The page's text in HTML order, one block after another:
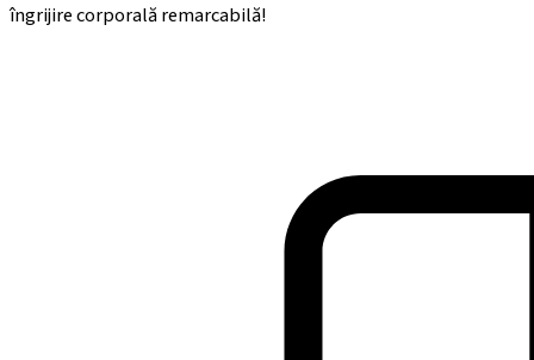
îngrijire corporală remarcabilă!